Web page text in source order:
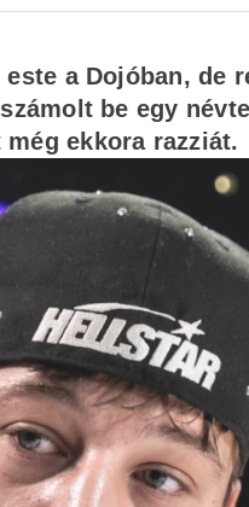
a Dojóban, de
be egy
ekkora razziát.